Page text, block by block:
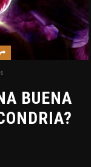
BUENA